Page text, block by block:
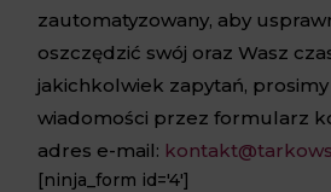
zautomatyzowany, aby
oszczędzić swój oraz Wasz
jakichkolwiek zapytań, prosimy
wiadomości przez formularz
adres e-mail:
[ninja_form id='4']